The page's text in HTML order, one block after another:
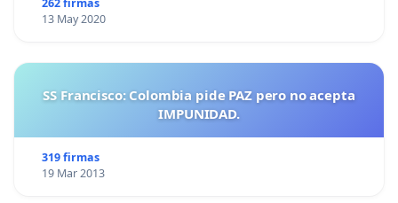
262 firmas
13 May 2020
SS Francisco: Colombia pide PAZ pero no acepta
IMPUNIDAD.
319 firmas
19 Mar 2013